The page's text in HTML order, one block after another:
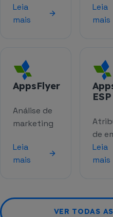
Leia
mais
Leia
mais
AppsFlyer
Análise de
marketing
Leia
mais
de
Leia
mais
VER TODAS